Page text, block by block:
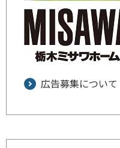
広告募集について